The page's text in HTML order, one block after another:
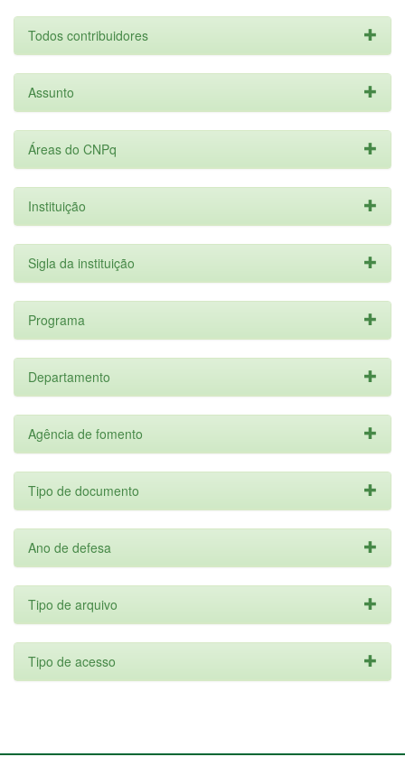
Todos contribuidores
Assunto
Áreas do CNPq
Instituição
Sigla da instituição
Programa
Departamento
Agência de fomento
Tipo de documento
Ano de defesa
Tipo de arquivo
Tipo de acesso